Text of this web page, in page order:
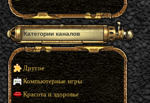
Категории каналов
Другое
Компьютерные игры
Красота и здоровье